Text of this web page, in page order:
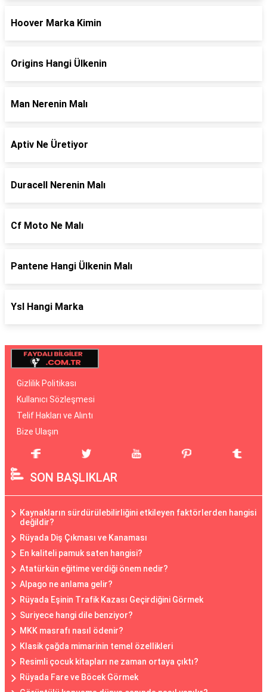
Hoover Marka Kimin
Origins Hangi Ülkenin
Man Nerenin Malı
Aptiv Ne Üretiyor
Duracell Nerenin Malı
Cf Moto Ne Malı
Pantene Hangi Ülkenin Malı
Ysl Hangi Marka
Gizlilik Politikası
Kullanıcı Sözleşmesi
Telif Hakları ve Alıntı
Bize Ulaşın
SON BAŞLIKLAR
Kaynakların sürdürülebilirliğini etkileyen faktörlerden hangisi
değildir?
Rüyada Diş Çıkması ve Kanaması
En kaliteli pamuk saten hangisi?
Atatürkün eğitime verdiği önem nedir?
Alpago ne anlama gelir?
Rüyada Eşinin Trafik Kazası Geçirdiğini Görmek
Suriyece hangi dile benziyor?
MKK masrafı nasıl ödenir?
Klasik çağda mimarinin temel özellikleri
Resimli çocuk kitapları ne zaman ortaya çıktı?
Rüyada Fare ve Böcek Görmek